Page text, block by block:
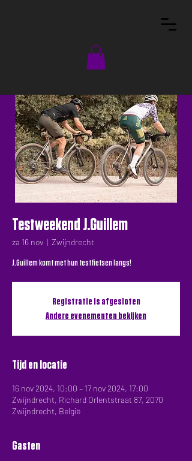
Testweekend J.Guillem
za 16 nov
  |
Zwijndrecht
J.Guillem komt met hun testfietsen langs!
Registratie is afgesloten
Andere evenementen bekijken
Tijd en locatie
16 nov 2024, 10:00 – 17 nov 2024, 17:00
Zwijndrecht, Richard Orlentstraat 87, 2070
Zwijndrecht, België
Gasten